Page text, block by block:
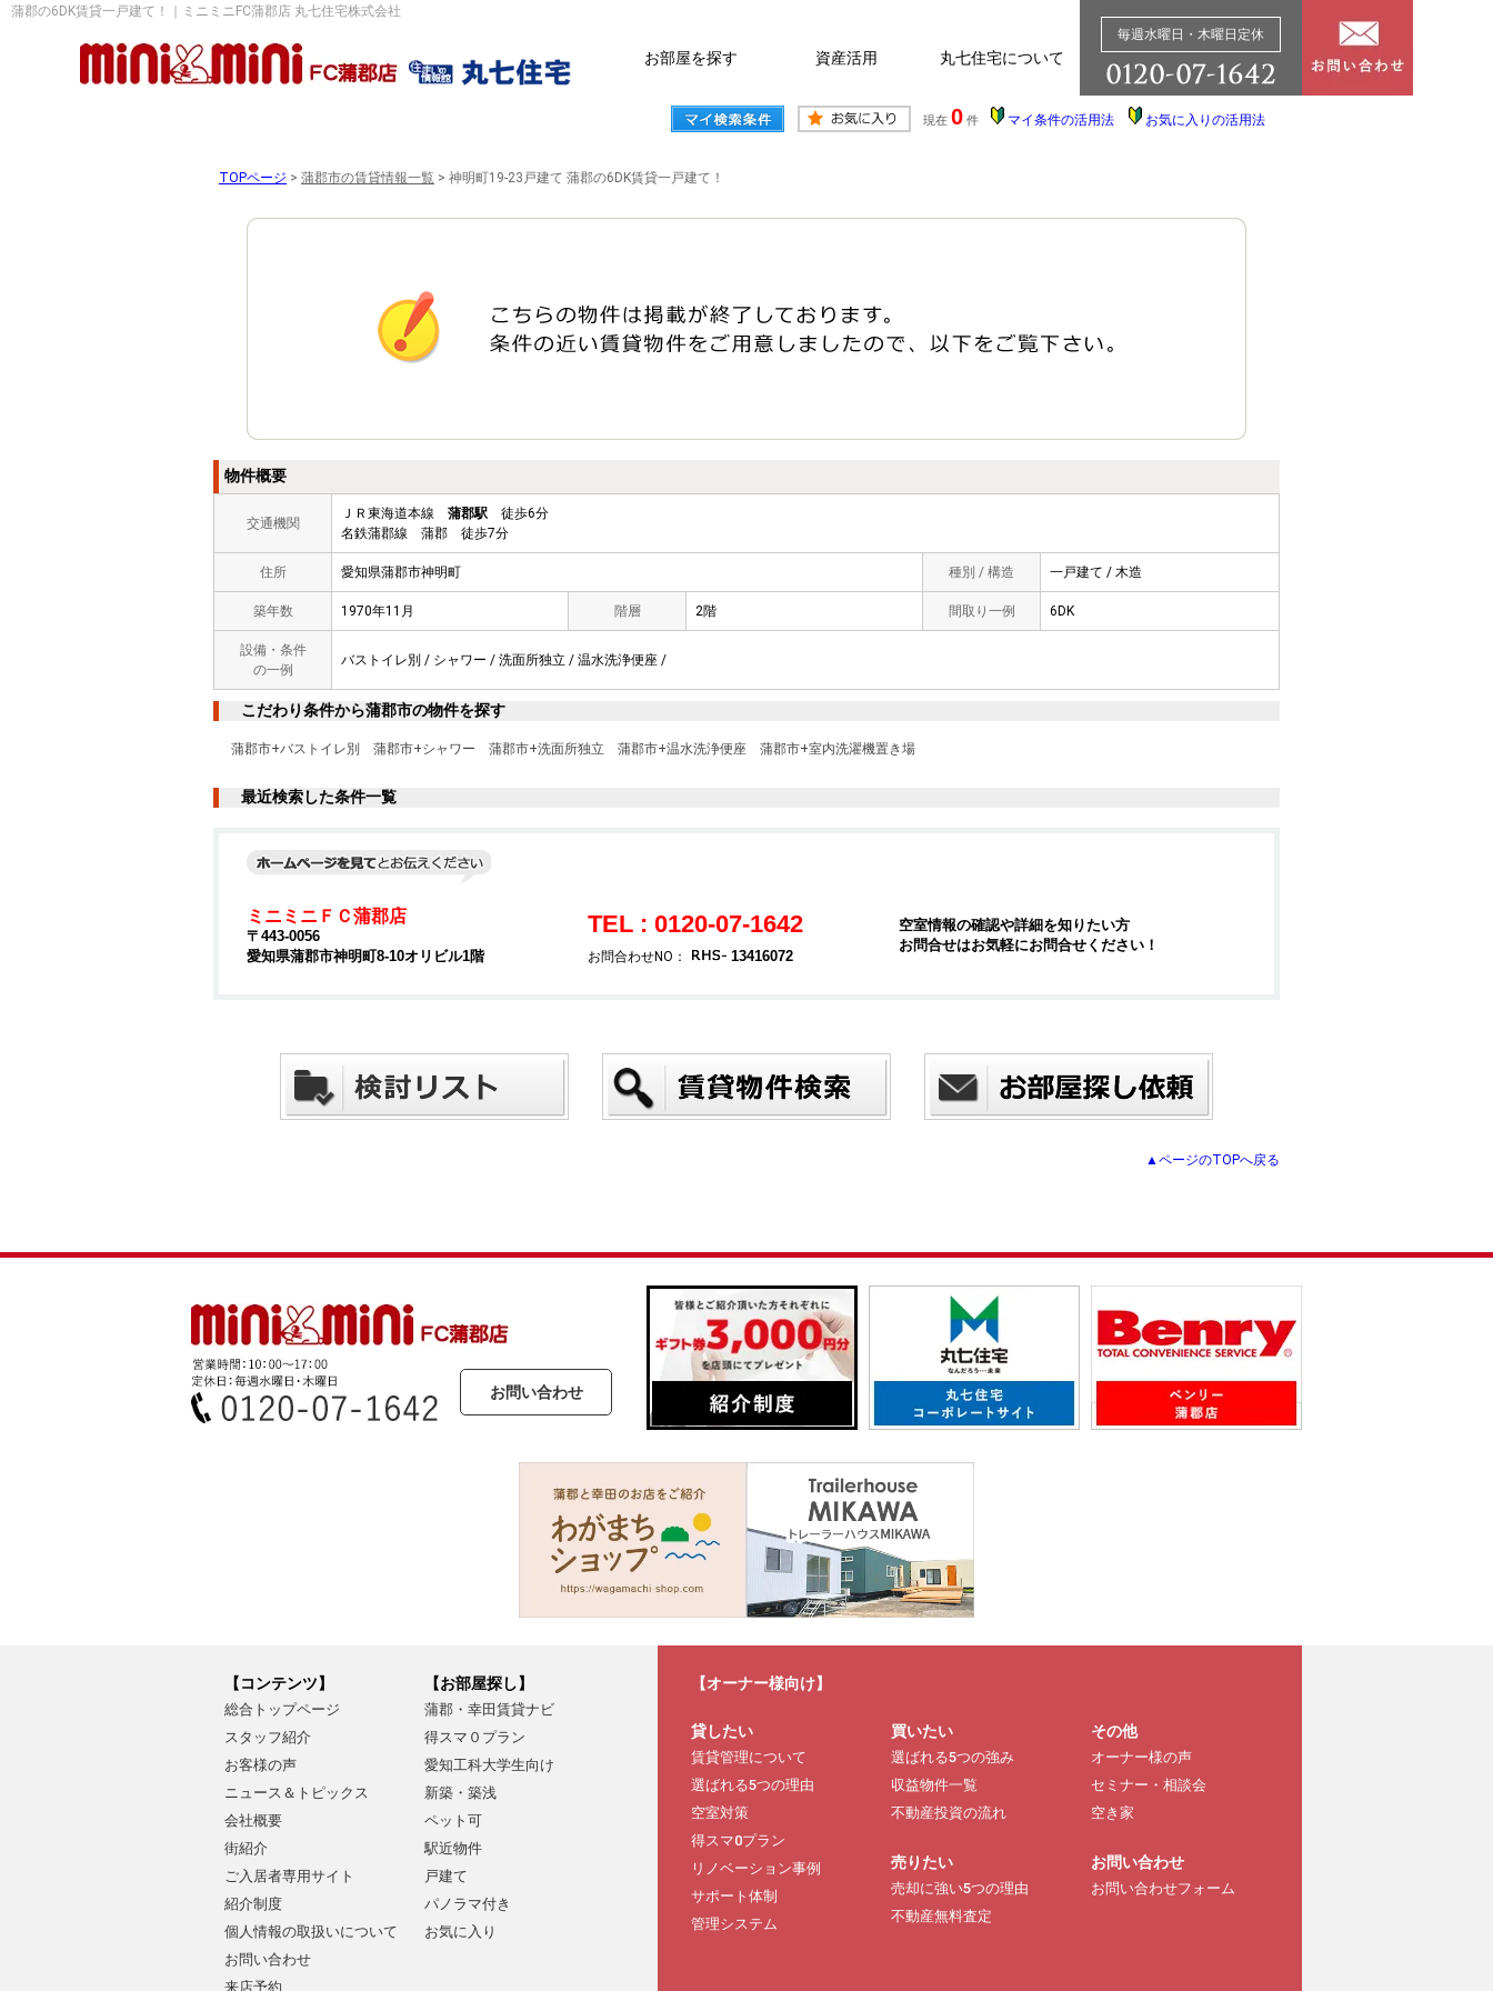
蒲郡の6DK賃貸一戸建て！｜ミニミニFC蒲郡店 丸七住宅株式会社
お部屋を探す 資産活用 丸七住宅について
毎週水曜日・木曜日定休
現在 0 件 マイ条件の活用法 お気に入りの活用法
TOPページ > 蒲郡市の賃貸情報一覧 > 神明町19-23戸建て 蒲郡の6DK賃貸一戸建て！
物件概要
交通機関
ＪＲ東海道本線 蒲郡駅 徒歩6分
名鉄蒲郡線 蒲郡 徒歩7分
住所 愛知県蒲郡市神明町 種別 / 構造 一戸建て / 木造
築年数 1970年11月 階層 2階 間取り一例 6DK
設備・条件
の一例
バストイレ別 / シャワー / 洗面所独立 / 温水洗浄便座 /
こだわり条件から蒲郡市の物件を探す
蒲郡市+バストイレ別 蒲郡市+シャワー 蒲郡市+洗面所独立 蒲郡市+温水洗浄便座 蒲郡市+室内洗濯機置き場
最近検索した条件一覧
ミニミニＦＣ蒲郡店
〒443-0056
愛知県蒲郡市神明町8-10オリビル1階
TEL : 0120-07-1642
お問合わせNO： 13416072
空室情報の確認や詳細を知りたい方
お問合せはお気軽にお問合せください！
▲ページのTOPへ戻る
お問い合わせ
【コンテンツ】
総合トップページ
スタッフ紹介
お客様の声
ニュース＆トピックス
会社概要
街紹介
ご入居者専用サイト
紹介制度
個人情報の取扱いについて
お問い合わせ
来店予約
【お部屋探し】
蒲郡・幸田賃貸ナビ
得スマ０プラン
愛知工科大学生向け
新築・築浅
ペット可
駅近物件
戸建て
パノラマ付き
お気に入り
【オーナー様向け】
貸したい
賃貸管理について
選ばれる5つの理由
空室対策
得スマ0プラン
リノベーション事例
サポート体制
管理システム
買いたい
選ばれる5つの強み
収益物件一覧
不動産投資の流れ
売りたい
売却に強い5つの理由
不動産無料査定
その他
オーナー様の声
セミナー・相談会
空き家
お問い合わせ
お問い合わせフォーム